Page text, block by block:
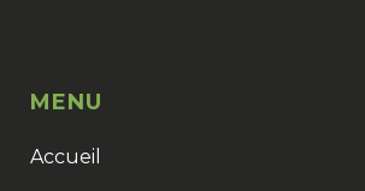
MENU
Accueil